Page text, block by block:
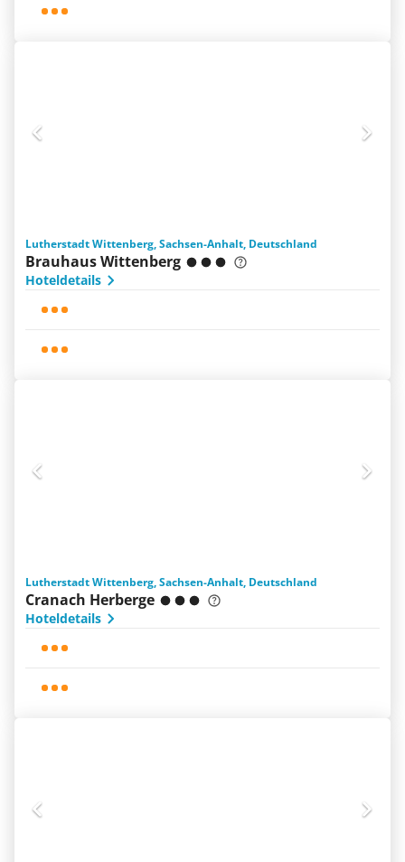
Lutherstadt Wittenberg, Sachsen-Anhalt, Deutschland
Brauhaus Wittenberg
Hoteldetails
Lutherstadt Wittenberg, Sachsen-Anhalt, Deutschland
Cranach Herberge
Hoteldetails